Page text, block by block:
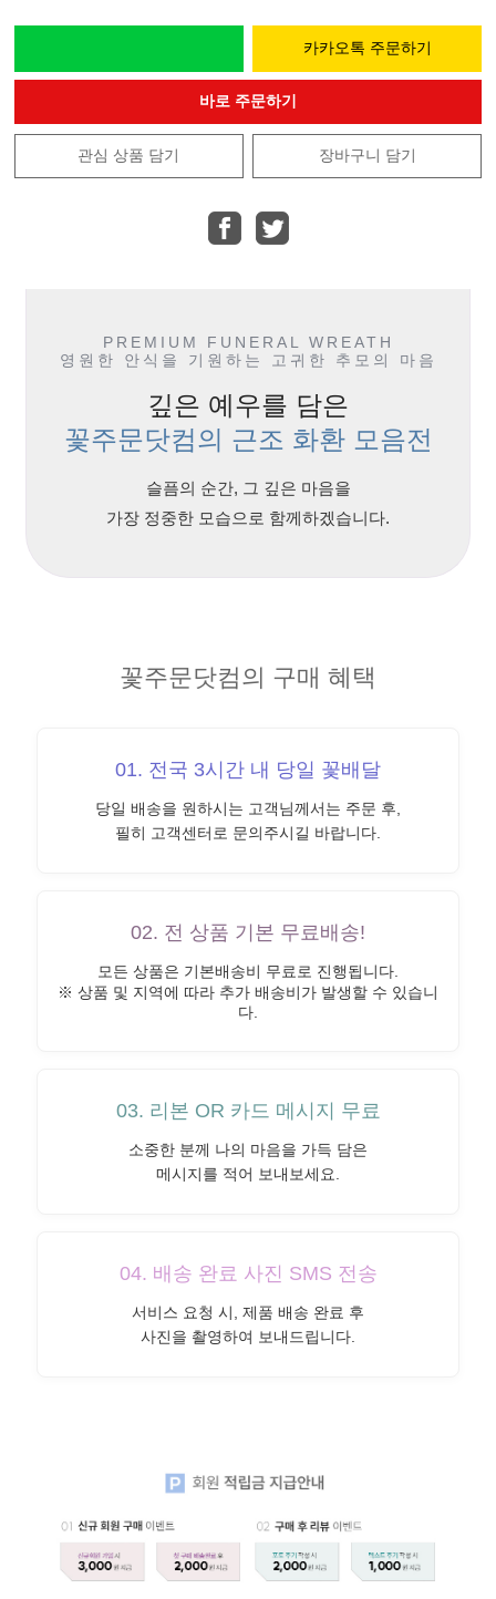
카카오톡 주문하기
바로 주문하기
관심 상품 담기 장바구니 담기
PREMIUM FUNERAL WREATH
영원한 안식을 기원하는 고귀한 추모의 마음
깊은 예우를 담은
꽃주문닷컴의 근조 화환 모음전
슬픔의 순간, 그 깊은 마음을
가장 정중한 모습으로 함께하겠습니다.
꽃주문닷컴의 구매 혜택
01. 전국 3시간 내 당일 꽃배달
당일 배송을 원하시는 고객님께서는 주문 후,
필히 고객센터로 문의주시길 바랍니다.
02. 전 상품 기본 무료배송!
모든 상품은 기본배송비 무료로 진행됩니다.
※ 상품 및 지역에 따라 추가 배송비가 발생할 수 있습니
다.
03. 리본 OR 카드 메시지 무료
소중한 분께 나의 마음을 가득 담은
메시지를 적어 보내보세요.
04. 배송 완료 사진 SMS 전송
서비스 요청 시, 제품 배송 완료 후
사진을 촬영하여 보내드립니다.